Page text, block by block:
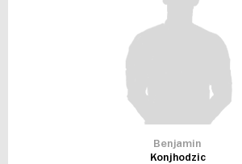
Benjamin
Konjhodzic